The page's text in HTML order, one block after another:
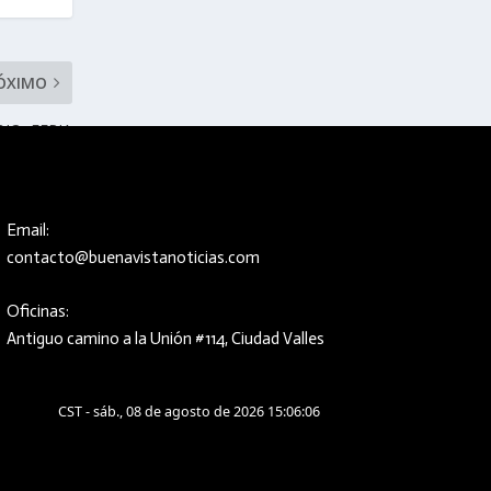
FERIA
Email:
contacto@buenavistanoticias.com
Oficinas:
Antiguo camino a la Unión #114, Ciudad Valles
CST - sáb., 08 de agosto de 2026 15:06:07